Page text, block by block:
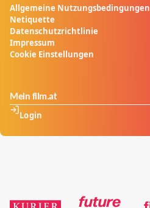
Allgemeine Nutzungsbedingungen
Netiquette
Datenschutzrichtlinie
Impressum
Cookie Einstellungen
Mein film.at
Login